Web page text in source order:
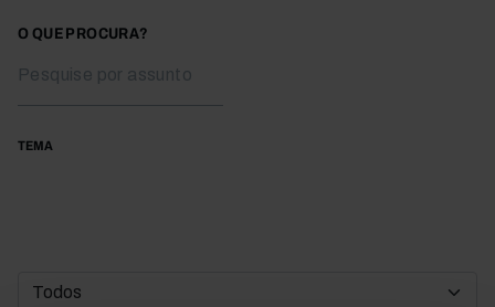
O QUE PROCURA?
TEMA